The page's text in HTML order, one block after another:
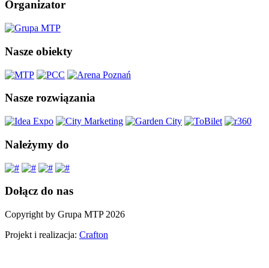
Organizator
Nasze obiekty
Nasze rozwiązania
Należymy do
Dołącz do nas
Copyright by Grupa MTP 2026
Projekt i realizacja: Crafton